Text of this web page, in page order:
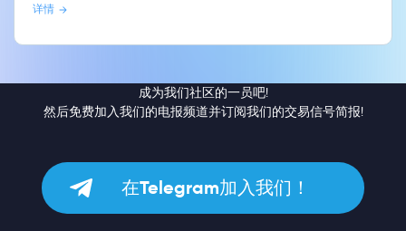
详情
成为我们社区的一员吧!
然后免费加入我们的电报频道并订阅我们的交易信号简报!
在Telegram加入我们！